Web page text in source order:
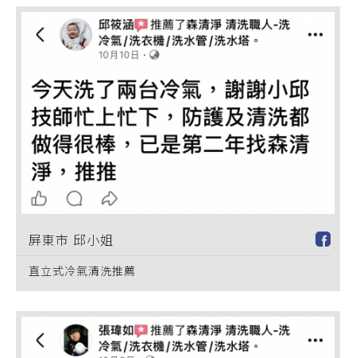
屏東市 邱小姐
直立式冷氣清洗推薦